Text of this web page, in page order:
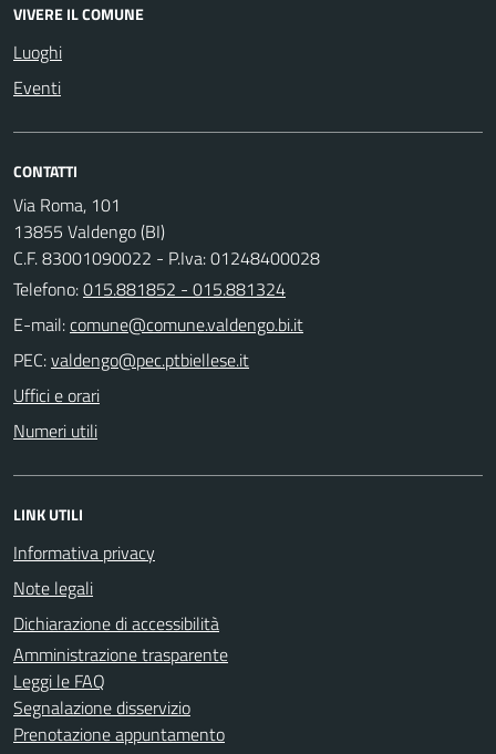
VIVERE IL COMUNE
Luoghi
Eventi
CONTATTI
Via Roma, 101
13855 Valdengo (BI)
C.F. 83001090022 - P.Iva: 01248400028
Telefono:015.881852 - 015.881324
E-mail:
PEC:
Uffici e orari
Numeri utili
LINK UTILI
Informativa privacy
Note legali
Dichiarazione di accessibilità
Amministrazione trasparente
Leggi le FAQ
Segnalazione disservizio
Prenotazione appuntamento